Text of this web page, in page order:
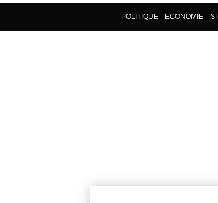
POLITIQUE ECONOMIE